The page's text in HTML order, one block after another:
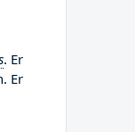
. Er
Er